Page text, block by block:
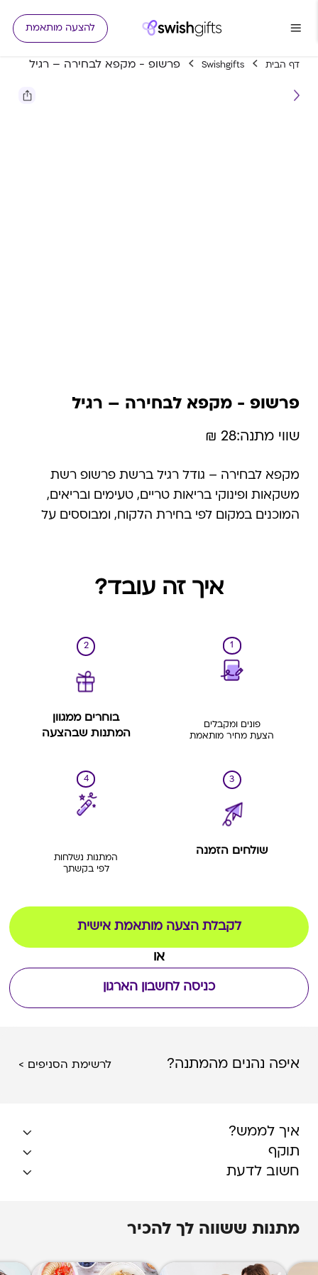
להצעה מותאמת
דף הבית Swishgifts פרשופ - מקפא לבחירה – רגיל
פרשופ - מקפא לבחירה – רגיל
שווי מתנה:28 ₪
מקפא לבחירה – גודל רגיל ברשת פרשופ רשת
משקאות ופינוקי בריאות טריים, טעימים ובריאים,
המוכנים במקום לפי בחירת הלקוח, ומבוססים על
בישראל וכיום מונה 27 סניפים בקניונים מובילים בכל
איך זה עובד?
1
פונים ומקבלים
הצעת מחיר מותאמת
2
בוחרים ממגוון
המתנות שבהצעה
3
שולחים הזמנה
4
המתנות נשלחות
לפי בקשתך
כניסה לחשבון הארגון
או
לקבלת הצעה מותאמת אישית
איפה נהנים מהמתנה? לרשימת הסניפים >
איך לממש?
תוקף
חשוב לדעת
מתנות ששווה לך להכיר